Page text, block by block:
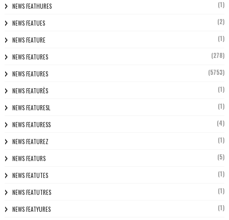
NEWS FEATHURES (1)
NEWS FEATUES (2)
NEWS FEATURE (1)
NEWS FEATURES (278)
NEWS FEATURES (5753)
NEWS FEATURÈS (1)
NEWS FEATURESL (1)
NEWS FEATURESS (4)
NEWS FEATUREZ (1)
NEWS FEATURS (5)
NEWS FEATUTES (1)
NEWS FEATUTRES (1)
NEWS FEATYURES (1)